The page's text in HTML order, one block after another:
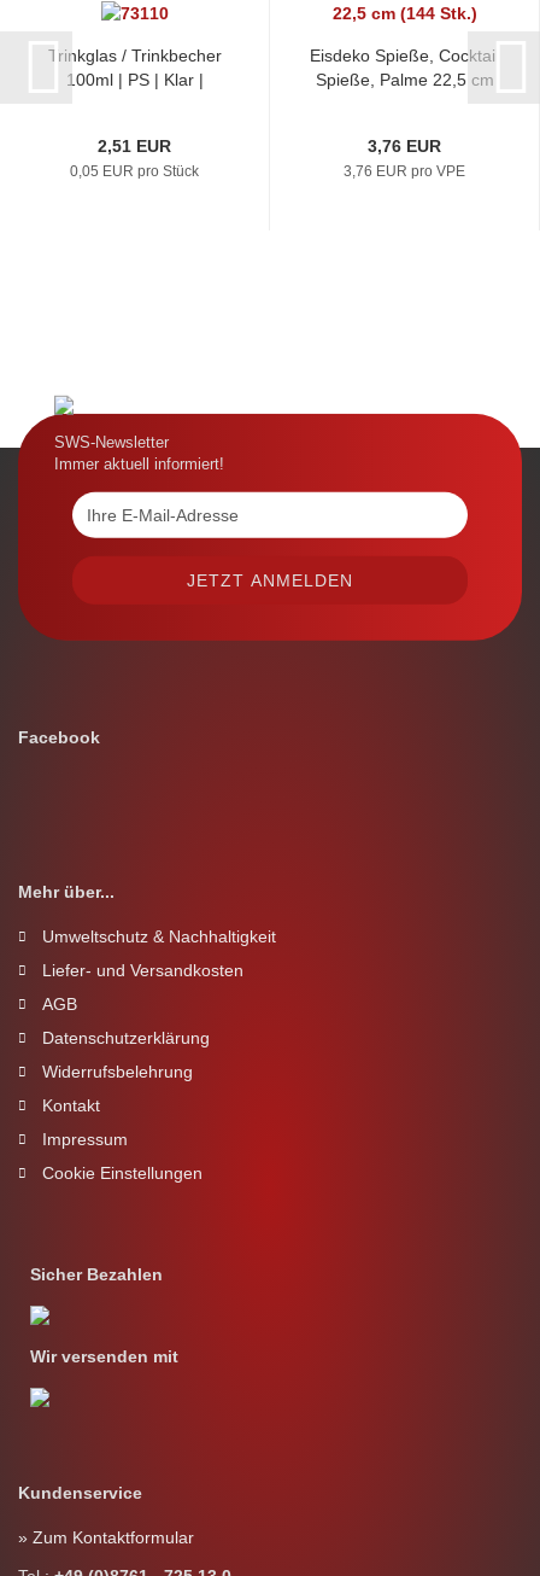
Trinkglas / Trinkbecher
100ml | PS | Klar |
2,51 EUR
0,05 EUR pro Stück
Eisdeko Spieße, Cocktail
Spieße, Palme 22,5 cm
3,76 EUR
3,76 EUR pro VPE
SWS-Newsletter
Immer aktuell informiert!
Facebook
Mehr über...
Umweltschutz & Nachhaltigkeit
Liefer- und Versandkosten
AGB
Datenschutzerklärung
Widerrufsbelehrung
Kontakt
Impressum
Cookie Einstellungen
Sicher Bezahlen
Wir versenden mit
Kundenservice
» Zum Kontaktformular